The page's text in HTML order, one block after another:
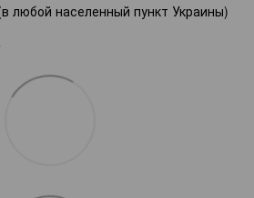
любой населенный пункт Украины)